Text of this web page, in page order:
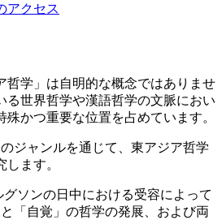
アクセス
哲学」は自明的な概念ではありませ
る世界哲学や漢語哲学の文脈におい
かつ重要な位置を占めています。
ジャンルを通じて、東アジア哲学
ます。
グソンの日中における受容によって
「自覚」の哲学の発展、および両